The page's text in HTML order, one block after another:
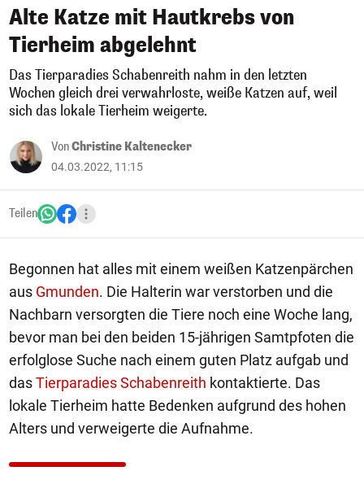
Alte Katze mit Hautkrebs von
Tierheim abgelehnt
Das Tierparadies Schabenreith nahm in den letzten
Wochen gleich drei verwahrloste, weiße Katzen auf, weil
sich das lokale Tierheim weigerte.
VonChristine Kaltenecker
04.03.2022, 11:15
Teilen
Begonnen hat alles mit einem weißen Katzenpärchen
aus Gmunden. Die Halterin war verstorben und die
Nachbarn versorgten die Tiere noch eine Woche lang,
bevor man bei den beiden 15-jährigen Samtpfoten die
erfolglose Suche nach einem guten Platz aufgab und
dasTierparadies Schabenreith kontaktierte. Das
lokale Tierheim hatte Bedenken aufgrund des hohen
Alters und verweigerte die Aufnahme.